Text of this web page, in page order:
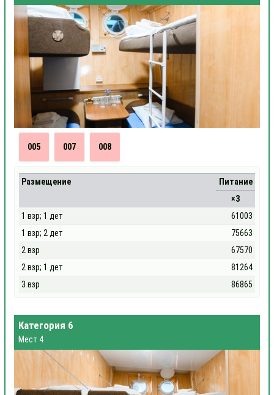
005 007 008
Размещение
Питание
×3
1 взр; 1 дет
61003
1 взр; 2 дет
75663
2 взр
67570
2 взр; 1 дет
81264
3 взр
86865
Категория 6
Мест 4